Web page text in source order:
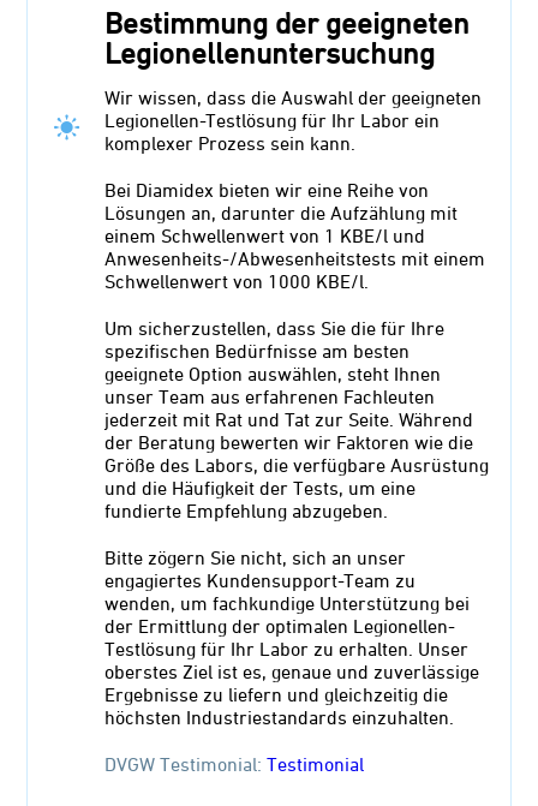
Bestimmung der geeigneten
Legionellenuntersuchung
Wir wissen, dass die Auswahl der geeigneten
Legionellen-Testlösung für Ihr Labor ein
komplexer Prozess sein kann.
Bei Diamidex bieten wir eine Reihe von
Lösungen an, darunter die Aufzählung mit
einem Schwellenwert von 1 KBE/l und
Anwesenheits-/Abwesenheitstests mit einem
Schwellenwert von 1000 KBE/l.
Um sicherzustellen, dass Sie die für Ihre
spezifischen Bedürfnisse am besten
geeignete Option auswählen, steht Ihnen
unser Team aus erfahrenen Fachleuten
jederzeit mit Rat und Tat zur Seite. Während
der Beratung bewerten wir Faktoren wie die
Größe des Labors, die verfügbare Ausrüstung
und die Häufigkeit der Tests, um eine
fundierte Empfehlung abzugeben.
Bitte zögern Sie nicht, sich an unser
engagiertes Kundensupport-Team zu
wenden, um fachkundige Unterstützung bei
der Ermittlung der optimalen Legionellen-
Testlösung für Ihr Labor zu erhalten. Unser
oberstes Ziel ist es, genaue und zuverlässige
Ergebnisse zu liefern und gleichzeitig die
höchsten Industriestandards einzuhalten.
DVGW Testimonial:Testimonial